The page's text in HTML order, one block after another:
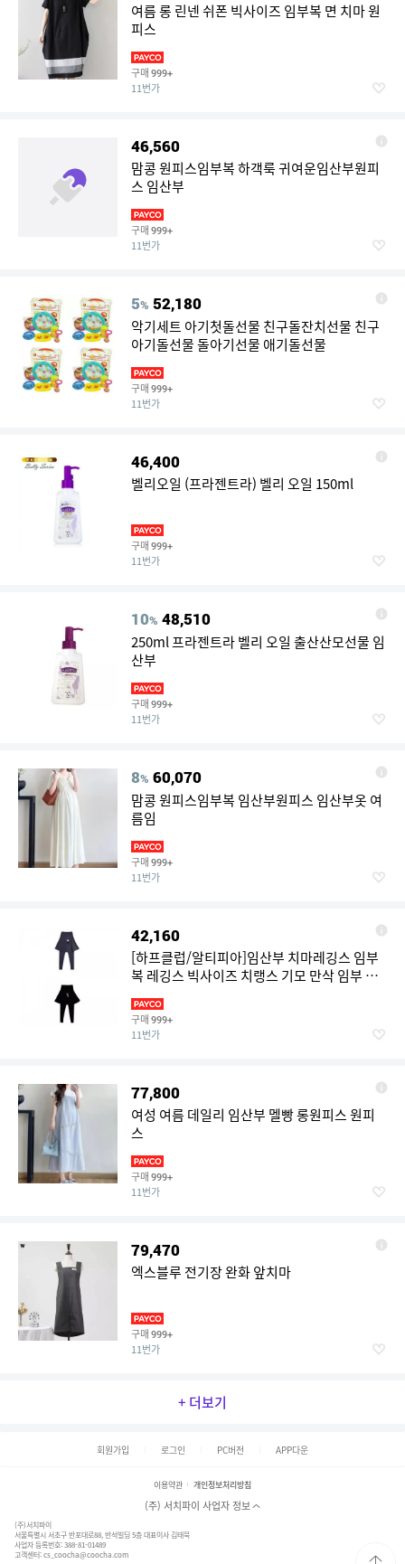
여름 롱 린넨 쉬폰 빅사이즈 임부복 면 치마 원
피스
구매 999+
11번가
46,560
맘콩 원피스임부복 하객룩 귀여운임산부원피
스 임산부
구매 999+
11번가
5% 52,180
악기세트 아기첫돌선물 친구돌잔치선물 친구
아기돌선물 돌아기선물 애기돌선물
구매 999+
11번가
46,400
벨리오일 (프라젠트라) 벨리 오일 150ml
구매 999+
11번가
10% 48,510
250ml 프라젠트라 벨리 오일 출산산모선물 임
산부
구매 999+
11번가
8% 60,070
맘콩 원피스임부복 임산부원피스 임산부옷 여
름임
구매 999+
11번가
42,160
[하프클럽/알티피아]임산부 치마레깅스 임부
복 레깅스 빅사이즈 치랭스 기모 만삭 임부 빅
사이즈레
구매 999+
11번가
77,800
여성 여름 데일리 임산부 멜빵 롱원피스 원피
스
구매 999+
11번가
79,470
엑스블루 전기장 완화 앞치마
구매 999+
11번가
+ 더보기
회원가입 로그인 PC버전 APP다운
이용약관 개인정보처리방침
(주) 서치파이 사업자 정보
(주)서치파이
서울특별시 서초구 반포대로88, 반석빌딩 5층 대표이사 김태묵
사업자 등록번호: 388-81-01489
고객센터:cs_coocha@coocha.com